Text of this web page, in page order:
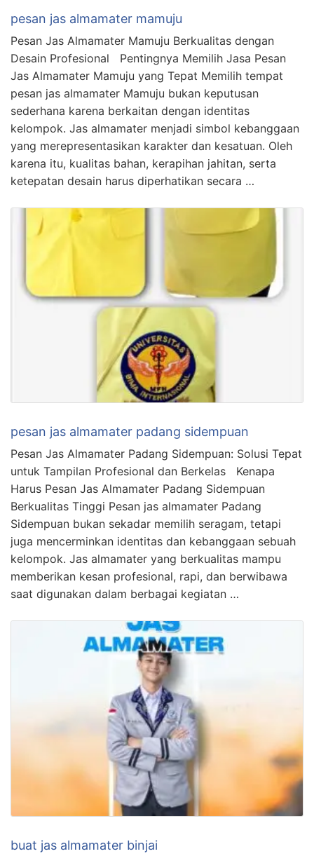
pesan jas almamater mamuju
Pesan Jas Almamater Mamuju Berkualitas dengan
Desain Profesional Pentingnya Memilih Jasa Pesan
Jas Almamater Mamuju yang Tepat Memilih tempat
pesan jas almamater Mamuju bukan keputusan
sederhana karena berkaitan dengan identitas
kelompok. Jas almamater menjadi simbol kebanggaan
yang merepresentasikan karakter dan kesatuan. Oleh
karena itu, kualitas bahan, kerapihan jahitan, serta
ketepatan desain harus diperhatikan secara …
pesan jas almamater padang sidempuan
Pesan Jas Almamater Padang Sidempuan: Solusi Tepat
untuk Tampilan Profesional dan Berkelas Kenapa
Harus Pesan Jas Almamater Padang Sidempuan
Berkualitas Tinggi Pesan jas almamater Padang
Sidempuan bukan sekadar memilih seragam, tetapi
juga mencerminkan identitas dan kebanggaan sebuah
kelompok. Jas almamater yang berkualitas mampu
memberikan kesan profesional, rapi, dan berwibawa
saat digunakan dalam berbagai kegiatan …
buat jas almamater binjai